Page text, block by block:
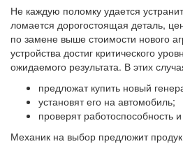
Не каждую поломку удается
ломается дорогостоящая деталь,
по замене выше стоимости нового
устройства достиг критического
ожидаемого результата. В этих
предложат купить новый
установят его на автомобиль;
проверят работоспособность
Механик на выбор предложит